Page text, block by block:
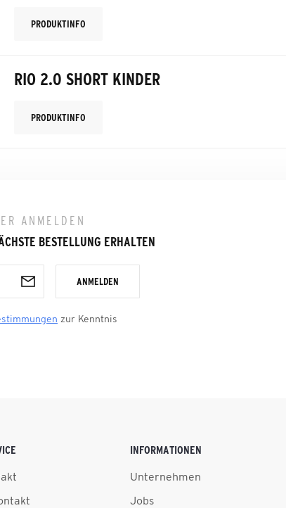
PRODUKTINFO
RIO 2.0 SHORT KINDER
PRODUKTINFO
ANMELDEN
BESTELLUNG ERHALTEN
ANMELDEN
zur Kenntnis
INFORMATIONEN
Unternehmen
Jobs